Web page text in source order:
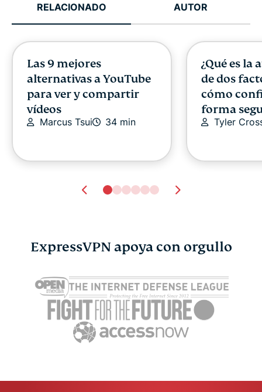
RELACIONADO
AUTOR
Las 9 mejores
alternativas a YouTube
para ver y compartir
vídeos
Marcus Tsui 34 min
¿Qué es la
de dos
cómo
forma
Tyler
que les ocurre a tus
datos al usarlo
ExpressVPN 11 min
lo que hay
ellas
ExpressVPN apoya con orgullo